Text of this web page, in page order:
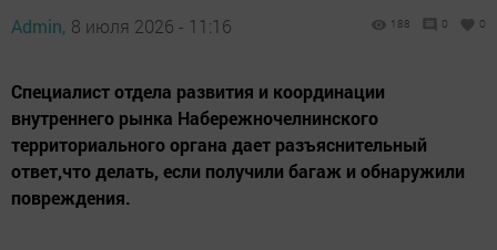
Admin, 8 июля 2026 - 11:16 188 0 0
Специалист отдела развития и координации
внутреннего рынка Набережночелнинского
территориального органа дает разъяснительный
ответ,что делать, если получили багаж и обнаружили
повреждения.